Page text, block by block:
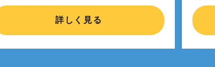
詳しく見る